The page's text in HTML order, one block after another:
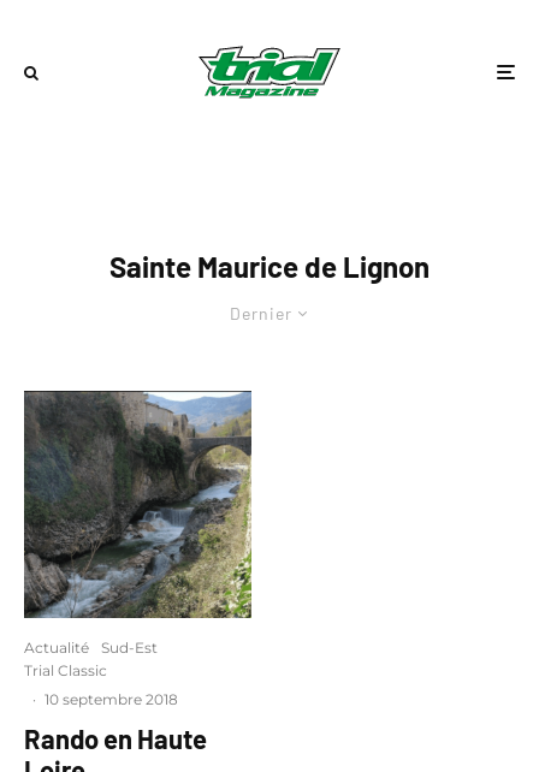
Sainte Maurice de Lignon
Dernier
Actualité
Sud-Est
Trial Classic
· 10 septembre 2018
Rando en Haute